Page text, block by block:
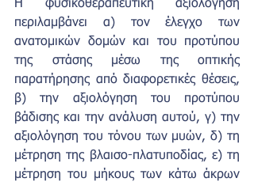
Η φυσικοθεραπευτική αξιολόγηση
περιλαμβάνει α) τον έλεγχο των
ανατομικών δομών και του προτύπου
της στάσης μέσω της οπτικής
παρατήρησης από διαφορετικές θέσεις,
β) την αξιολόγηση του προτύπου
βάδισης και την ανάλυση αυτού, γ) την
αξιολόγηση του τόνου των μυών, δ) τη
μέτρηση της βλαισο-πλατυποδίας, ε) τη
μέτρηση του μήκους των κάτω άκρων